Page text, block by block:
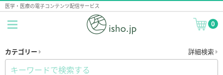
医学・医療の電子コンテンツ配信サービス
0
カテゴリー 詳細検索